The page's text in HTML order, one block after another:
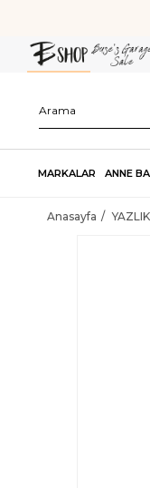
MARKALAR ANNE
Anasayfa